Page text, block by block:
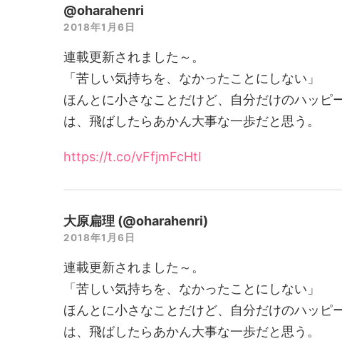
@oharahenri
2018年1月6日
連載更新されました～。
「苦しい気持ちを、なかったことにしない」
ほんとに小さなことだけど、自分だけのハッピ
は、飛ばしたらあかん大事な一歩だと思う。
https://t.co/vFfjmFcHtI
大原扁理 (@oharahenri)
2018年1月6日
連載更新されました～。
「苦しい気持ちを、なかったことにしない」
ほんとに小さなことだけど、自分だけのハッピ
は、飛ばしたらあかん大事な一歩だと思う。